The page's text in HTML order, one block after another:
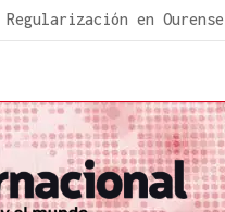
Regularización en Ourense